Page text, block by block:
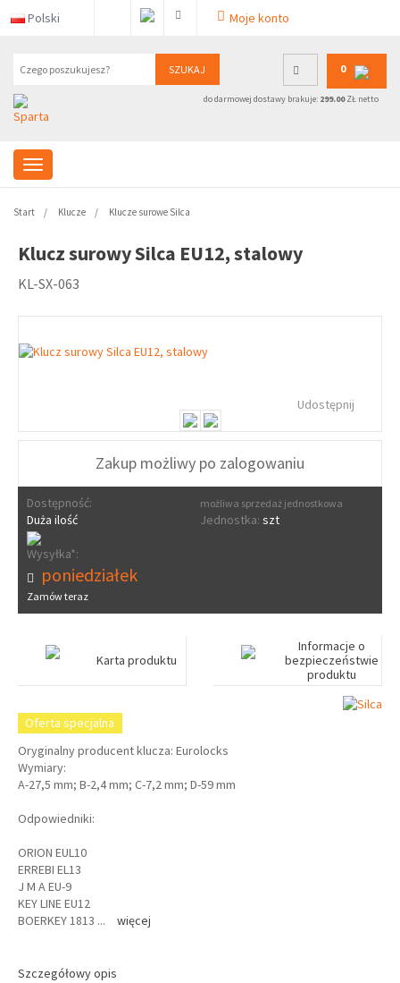
Polski Moje konto
SZUKAJ 0
do darmowej dostawy brakuje: 299.00ZŁ netto
Start Klucze Klucze surowe Silca
Klucz surowy Silca EU12, stalowy
KL-SX-063
Udostępnij
Zakup możliwy po zalogowaniu
Dostępność:
Duża ilość
możliwa sprzedaż jednostkowa
Jednostka: szt
Wysyłka*:
poniedziałek
Zamów teraz
Karta produktu
Informacje o
bezpieczeństwie
produktu
Oferta specjalna
Oryginalny producent klucza: Eurolocks
Wymiary:
A-27,5 mm; B-2,4 mm; C-7,2 mm; D-59 mm
Odpowiedniki:
ORION EUL10
ERREBI EL13
J M A EU-9
KEY LINE EU12
BOERKEY 1813 ... więcej
Szczegółowy opis